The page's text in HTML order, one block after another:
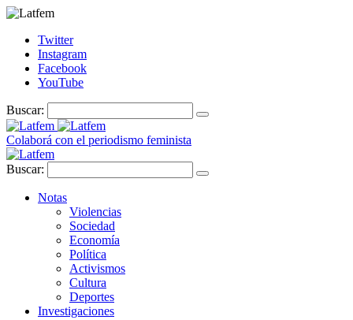
Twitter
Instagram
Facebook
YouTube
Buscar:
Colaborá con el periodismo feminista
Buscar:
Notas
Violencias
Sociedad
Economía
Política
Activismos
Cultura
Deportes
Investigaciones